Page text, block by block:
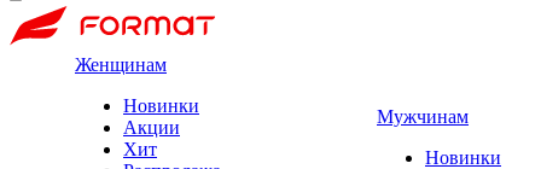
Женщинам
Новинки
Акции
Хит
Мужчинам
Новинки